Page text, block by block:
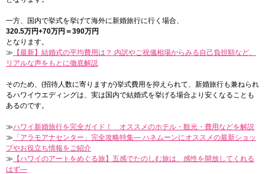
一方、国内で挙式を挙げて海外に新婚旅行に行く場合、
320.5万円+70万円＝390万円
となります。
≫ 【最新】結婚式の平均費用は？ 内訳やご祝儀相場からみる自己負担額など、
リアルな声をもとに徹底解説
そのため、(招待人数に寄りますが)挙式費用を抑えられて、新婚旅行も兼ねられ
るハワイウエディングは、実は国内で結婚式を挙げる場合より安くなることも
あるのです。
≫ハワイ新婚旅行を完全ガイド！ オススメのホテル・観光・費用などを解説
≫ 「アラモアナセンター」完全攻略特集― ハネムーンにオススメの最新ショッ
プやお役立ち情報をご紹介
≫ 【ハワイのアートをめぐる旅】五感でたのしむ旅は、感性を開放してくれる
はず―